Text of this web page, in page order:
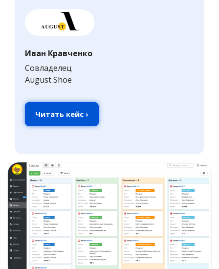
Иван Кравченко
Совладелец
August Shoe
Читать кейс ›